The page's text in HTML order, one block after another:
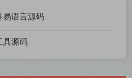
易语言源码
具源码